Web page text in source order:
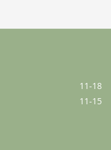
11-18
11-15